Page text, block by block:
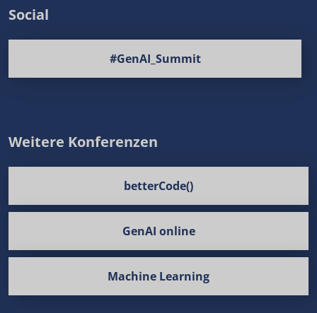
Social
#GenAI_Summit
Weitere Konferenzen
betterCode()
GenAI online
Machine Learning